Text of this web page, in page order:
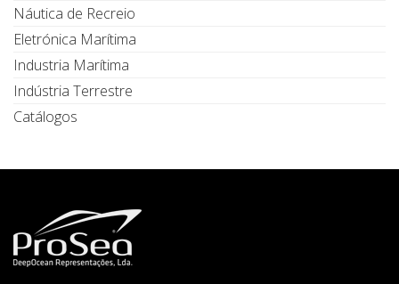
Náutica de Recreio
Eletrónica Marítima
Industria Marítima
Indústria Terrestre
Catálogos